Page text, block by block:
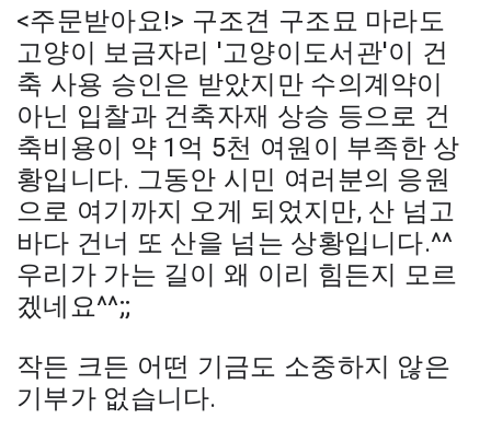
<주문받아요!> 구조견 구조묘 마라도
고양이 보금자리 '고양이도서관'이 건
축 사용 승인은 받았지만 수의계약이
아닌 입찰과 건축자재 상승 등으로 건
축비용이 약 1억 5천 여원이 부족한 상
황입니다. 그동안 시민 여러분의 응원
으로 여기까지 오게 되었지만, 산 넘고
바다 건너 또 산을 넘는 상황입니다.^^
우리가 가는 길이 왜 이리 힘든지 모르
겠네요^^;;
작든 크든 어떤 기금도 소중하지 않은
기부가 없습니다.